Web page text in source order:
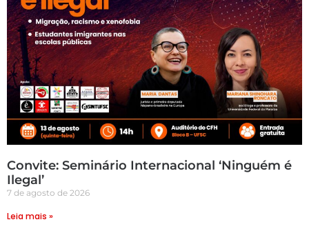
Convite: Seminário Internacional ‘Ninguém é
Ilegal’
7 de agosto de 2026
Leia mais »